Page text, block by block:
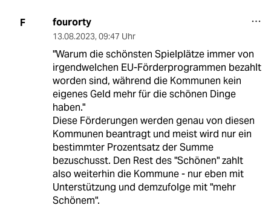
F fourorty
13.08.2023, 09:47 Uhr
"Warum die schönsten Spielplätze immer von
irgendwelchen EU-Förderprogrammen bezahlt
worden sind, während die Kommunen kein
eigenes Geld mehr für die schönen Dinge
haben."
Diese Förderungen werden genau von diesen
Kommunen beantragt und meist wird nur ein
bestimmter Prozentsatz der Summe
bezuschusst. Den Rest des "Schönen" zahlt
also weiterhin die Kommune - nur eben mit
Unterstützung und demzufolge mit "mehr
Schönem".